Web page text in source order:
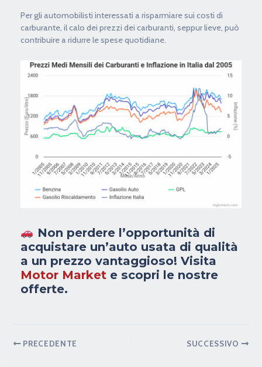
Per gli automobilisti interessati a risparmiare sui costi di
carburante, il calo dei prezzi dei carburanti, seppur lieve, può
contribuire a ridurre le spese quotidiane.
Non perdere l’opportunità di
acquistare un’auto usata di qualità
a un prezzo vantaggioso! Visita
Motor Market e scopri le nostre
offerte.
PRECEDENTE SUCCESSIVO